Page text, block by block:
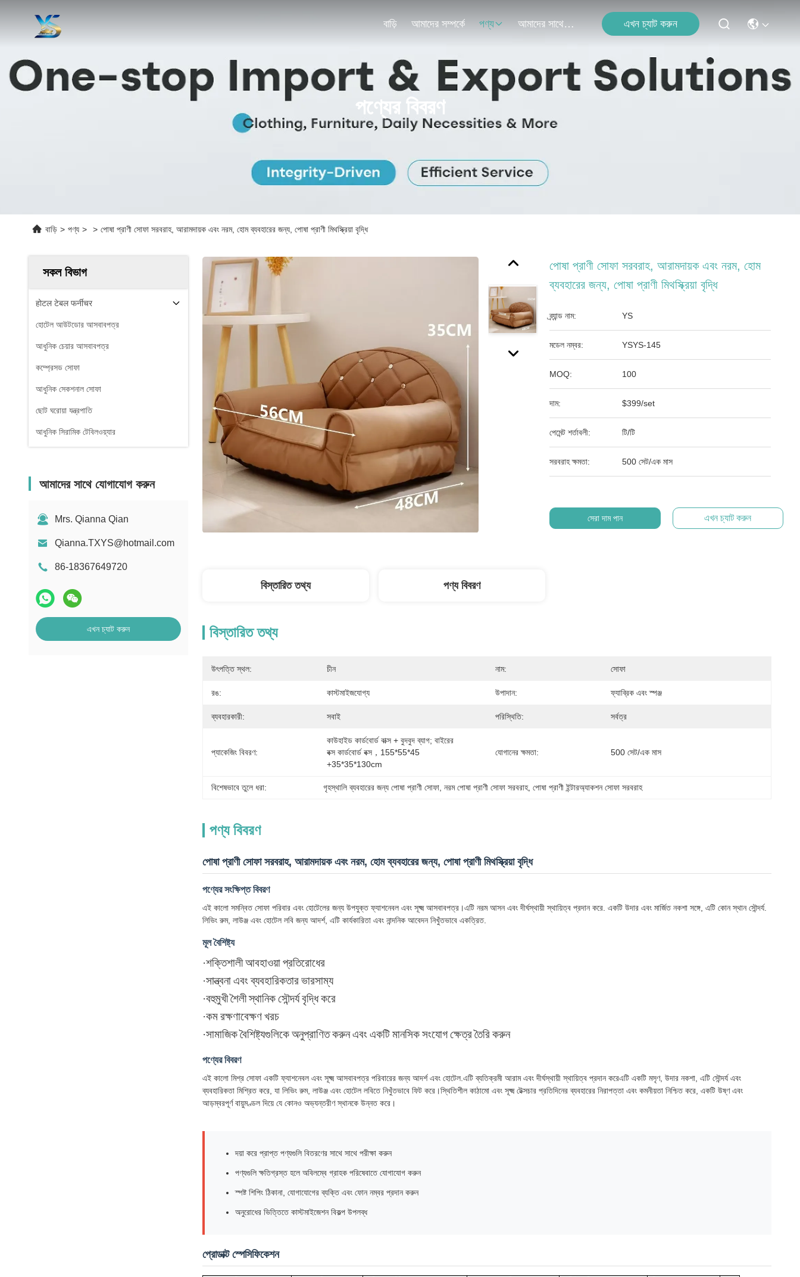
বাড়ি আমাদের সম্পর্কে পণ্য আমাদের সাথে যোগাযোগ করুন এখন চ্যাট করুন
পণ্যের বিবরণ
বাড়ি > পণ্য > > পোষা প্রাণী সোফা সরবরাহ, আরামদায়ক এবং নরম, হোম ব্যবহারের জন্য, পোষা প্রাণী মিথস্ক্রিয়া বৃদ্ধি
সকল বিভাগ
होटल टेबल फर्नीचर
হোটেল আউটডোর আসবাবপত্র
আধুনিক চেয়ার আসবাবপত্র
কম্প্রেসড সোফা
আধুনিক সেকশনাল সোফা
ছোট ঘরোয়া যন্ত্রপাতি
আধুনিক সিরামিক টেবিলওয়্যার
আমাদের সাথে যোগাযোগ করুন
Mrs. Qianna Qian
Qianna.TXYS@hotmail.com
86-18367649720
এখন চ্যাট করুন
পোষা প্রাণী সোফা সরবরাহ, আরামদায়ক এবং নরম, হোম
ব্যবহারের জন্য, পোষা প্রাণী মিথস্ক্রিয়া বৃদ্ধি
ব্র্যান্ড নাম: YS
মডেল নম্বর: YSYS-145
MOQ: 100
দাম: $399/set
পেমেন্ট শর্তাবলী: টি/টি
সরবরাহ ক্ষমতা: 500 সেট/এক মাস
সেরা দাম পান এখন চ্যাট করুন
বিস্তারিত তথ্য পণ্য বিবরণ
বিস্তারিত তথ্য
উৎপত্তি স্থল: চীন নাম: সোফা
রঙ: কাস্টমাইজযোগ্য উপাদান: ফ্যাব্রিক এবং স্পঞ্জ
ব্যবহারকারী: সবাই পরিস্থিতি: সর্বত্র
প্যাকেজিং বিবরণ:
কাউহাইড কার্ডবোর্ড বাক্স + বুদবুদ ব্যাগ; বাইরের
বক্স কার্ডবোর্ড বক্স，155*55*45
+35*35*130cm
যোগানের ক্ষমতা: 500 সেট/এক মাস
বিশেষভাবে তুলে ধরা: গৃহস্থালি ব্যবহারের জন্য পোষা প্রাণী সোফা , নরম পোষা প্রাণী সোফা সরবরাহ, পোষা প্রাণী ইন্টারঅ্যাকশন সোফা সরবরাহ
পণ্য বিবরণ
পোষা প্রাণী সোফা সরবরাহ, আরামদায়ক এবং নরম, হোম ব্যবহারের জন্য, পোষা প্রাণী মিথস্ক্রিয়া বৃদ্ধি
পণ্যের সংক্ষিপ্ত বিবরণ
এই কালো সমন্বিত সোফা পরিবার এবং হোটেলের জন্য উপযুক্ত ফ্যাশনেবল এবং সূক্ষ্ম আসবাবপত্র।এটি নরম আসন এবং দীর্ঘস্থায়ী স্থায়িত্ব প্রদান করে. একটি উদার এবং মার্জিত নকশা সঙ্গে, এটি কোন স্থান সৌন্দর্য.
লিভিং রুম, লাউঞ্জ এবং হোটেল লবি জন্য আদর্শ, এটি কার্যকারিতা এবং নান্দনিক আবেদন নিখুঁতভাবে একত্রিত.
মূল বৈশিষ্ট্য
·শক্তিশালী আবহাওয়া প্রতিরোধের
·সান্ত্বনা এবং ব্যবহারিকতার ভারসাম্য
·বহুমুখী শৈলী স্থানিক সৌন্দর্য বৃদ্ধি করে
·কম রক্ষণাবেক্ষণ খরচ
·সামাজিক বৈশিষ্ট্যগুলিকে অনুপ্রাণিত করুন এবং একটি মানসিক সংযোগ ক্ষেত্র তৈরি করুন
পণ্যের বিবরণ
এই কালো মিশ্র সোফা একটি ফ্যাশনেবল এবং সূক্ষ্ম আসবাবপত্র পরিবারের জন্য আদর্শ এবং হোটেল.এটি ব্যতিক্রমী আরাম এবং দীর্ঘস্থায়ী স্থায়িত্ব প্রদান করেএটি একটি মসৃণ, উদার নকশা, এটি সৌন্দর্য এবং
ব্যবহারিকতা মিশ্রিত করে, যা লিভিং রুম, লাউঞ্জ এবং হোটেল লবিতে নিখুঁতভাবে ফিট করে।স্থিতিশীল কাঠামো এবং সূক্ষ্ম টেক্সচার প্রতিদিনের ব্যবহারের নিরাপত্তা এবং কমনীয়তা নিশ্চিত করে, একটি উষ্ণ এবং
আড়ম্বরপূর্ণ বায়ুমণ্ডল দিয়ে যে কোনও অভ্যন্তরীণ স্থানকে উন্নত করে।
দয়া করে প্রাপ্ত পণ্যগুলি বিতরণের সাথে সাথে পরীক্ষা করুন
পণ্যগুলি ক্ষতিগ্রস্ত হলে অবিলম্বে গ্রাহক পরিষেবাতে যোগাযোগ করুন
স্পষ্ট শিপিং ঠিকানা, যোগাযোগের ব্যক্তি এবং ফোন নম্বর প্রদান করুন
অনুরোধের ভিত্তিতে কাস্টমাইজেশন বিকল্প উপলব্ধ
প্রোডাক্ট স্পেসিফিকেশন